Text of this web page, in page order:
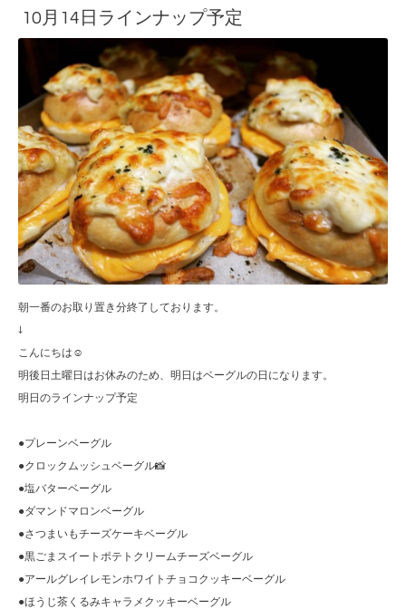
10月14日ラインナップ予定
朝一番のお取り置き分終了しております。
↓
こんにちは☺︎
明後日土曜日はお休みのため、明日はベーグルの日になります。
明日のラインナップ予定
●プレーンベーグル
●クロックムッシュベーグル📸
●塩バターベーグル
●ダマンドマロンベーグル
●さつまいもチーズケーキベーグル
●黒ごまスイートポテトクリームチーズベーグル
●アールグレイレモンホワイトチョコクッキーベーグル
●ほうじ茶くるみキャラメクッキーベーグル